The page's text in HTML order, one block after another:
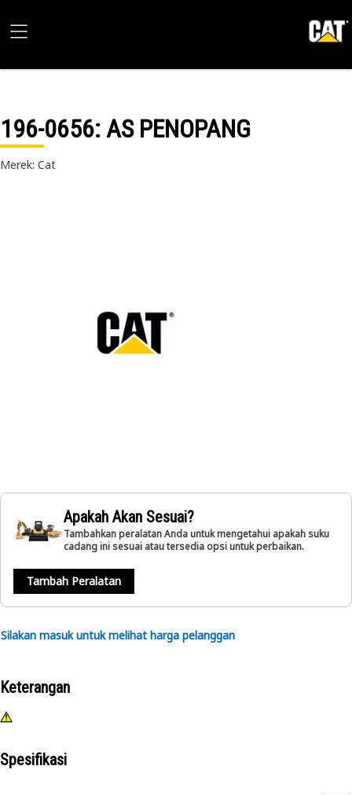
196-0656: AS PENOPANG
Merek: Cat
Apakah Akan Sesuai?
Tambahkan peralatan Anda untuk mengetahui apakah suku
cadang ini sesuai atau tersedia opsi untuk perbaikan.
Tambah Peralatan
Silakan masuk untuk melihat harga pelanggan
Keterangan
Spesifikasi